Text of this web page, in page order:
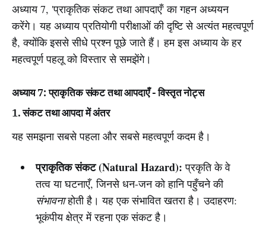
अध्याय 7, 'प्राकृतिक संकट तथा आपदाएँ' का गहन अध्ययन
करेंगे। यह अध्याय प्रतियोगी परीक्षाओं की दृष्टि से अत्यंत महत्वपूर्ण
है, क्योंकि इससे सीधे प्रश्न पूछे जाते हैं। हम इस अध्याय के हर
महत्वपूर्ण पहलू को विस्तार से समझेंगे।
अध्याय 7: प्राकृतिक संकट तथा आपदाएँ - विस्तृत नोट्स
1. संकट तथा आपदा में अंतर
यह समझना सबसे पहला और सबसे महत्वपूर्ण कदम है।
प्राकृतिक संकट (Natural Hazard): प्रकृति के वे
तत्व या घटनाएँ, जिनसे धन-जन को हानि पहुँचने की
संभावनाहोती है। यह एक संभावित खतरा है। उदाहरण:
भूकंपीय क्षेत्र में रहना एक संकट है।